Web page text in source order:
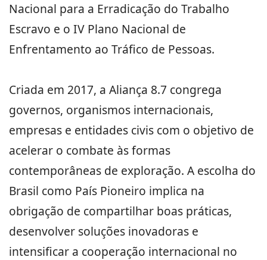
Nacional para a Erradicação do Trabalho
Escravo e o IV Plano Nacional de
Enfrentamento ao Tráfico de Pessoas.
Criada em 2017, a Aliança 8.7 congrega
governos, organismos internacionais,
empresas e entidades civis com o objetivo de
acelerar o combate às formas
contemporâneas de exploração. A escolha do
Brasil como País Pioneiro implica na
obrigação de compartilhar boas práticas,
desenvolver soluções inovadoras e
intensificar a cooperação internacional no